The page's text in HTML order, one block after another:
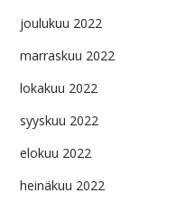
joulukuu 2022
marraskuu 2022
lokakuu 2022
syyskuu 2022
elokuu 2022
heinäkuu 2022